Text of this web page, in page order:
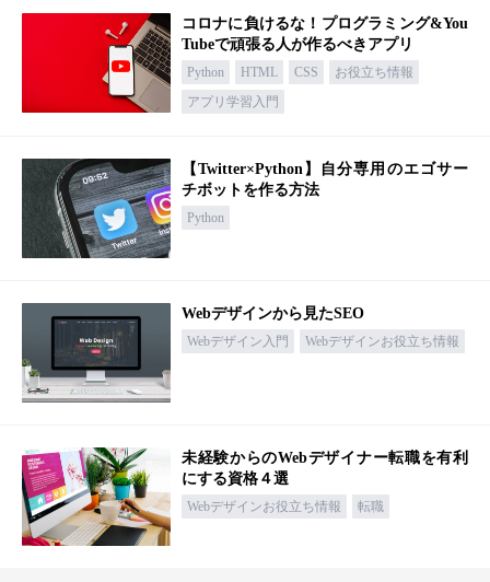
コロナに負けるな！プログラミング&You
Tubeで頑張る人が作るべきアプリ
Python HTML CSS
お役立ち情報
アプリ学習入門
【Twitter×Python】自分専用のエゴサー
チボットを作る方法
Python
Webデザインから見たSEO
Webデザイン入門 Webデザインお役立ち情報
未経験からのWebデザイナー転職を有利
にする資格４選
Webデザインお役立ち情報 転職